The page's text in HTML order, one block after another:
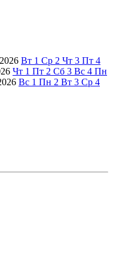
2026 Вт 1 Ср 2 Чт 3 Пт 4
Чт 1 Пт 2 Сб 3 Вс 4 Пн
Вс 1 Пн 2 Вт 3 Ср 4